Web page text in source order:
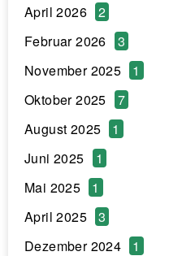
April 2026
2
Februar 2026
3
November 2025
1
Oktober 2025
7
August 2025
1
Juni 2025
1
Mai 2025
1
April 2025
3
Dezember 2024
1